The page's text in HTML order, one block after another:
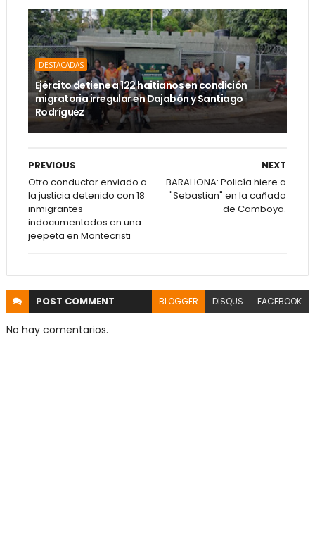
DESTACADAS
Ejército detiene a 122 haitianos en condición
migratoria irregular en Dajabón y Santiago
Rodríguez
NEXT
BARAHONA: Policía hiere a
"Sebastian" en la cañada
de Camboya.
PREVIOUS
Otro conductor enviado a
la justicia detenido con 18
inmigrantes
indocumentados en una
jeepeta en Montecristi
POST COMMENT BLOGGER DISQUS FACEBOOK
No hay comentarios.